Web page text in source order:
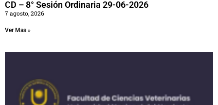
CD – 8° Sesión Ordinaria 29-06-2026
7 agosto, 2026
Ver Mas »